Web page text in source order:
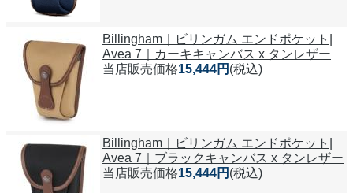
Billingham｜ビリンガム エンドポケット|
Avea 7｜カーキキャンバス x タンレザー
当店販売価格15,444円 (税込)
Billingham｜ビリンガム エンドポケット|
Avea 7｜ブラックキャンバス x タンレザー
当店販売価格15,444円 (税込)